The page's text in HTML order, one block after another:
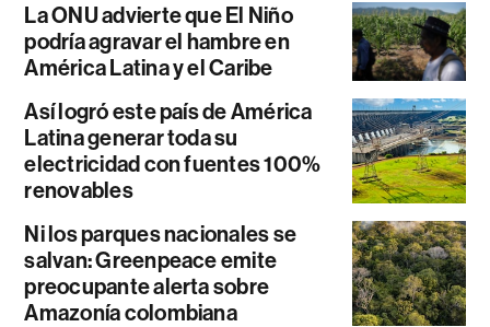
La ONU advierte que El Niño
podría agravar el hambre en
América Latina y el Caribe
Así logró este país de América
Latina generar toda su
electricidad con fuentes 100%
renovables
Ni los parques nacionales se
salvan: Greenpeace emite
preocupante alerta sobre
Amazonía colombiana